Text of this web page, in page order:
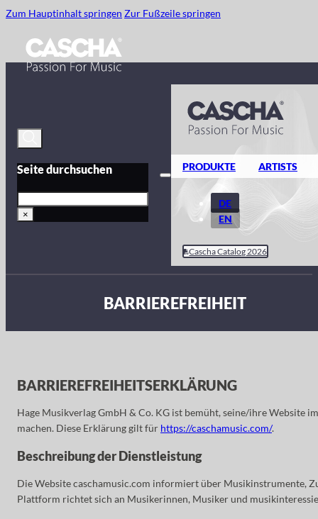
Zum Hauptinhalt springen Zur Fußzeile springen
Seite durchsuchen
×
PRODUKTE ARTISTS
DE
EN
Cascha Catalog 2026
BARRIEREFREIHEIT
BARRIEREFREIHEITSERKLÄRUNG
Hage Musikverlag GmbH & Co. KG ist bemüht, seine/ihre Website
machen. Diese Erklärung gilt für https://caschamusic.com/.
Beschreibung der Dienstleistung
Die Website caschamusic.com informiert über Musikinstrumente,
Plattform richtet sich an Musikerinnen, Musiker und